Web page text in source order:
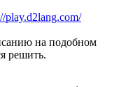
play.d2lang.com/
на подобном
решить.